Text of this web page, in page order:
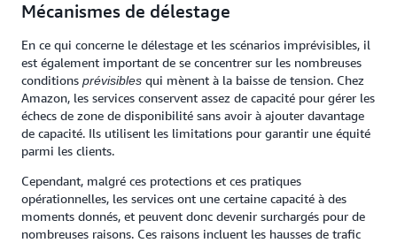
Mécanismes de délestage
En ce qui concerne le délestage et les scénarios imprévisibles, il
est également important de se concentrer sur les nombreuses
conditions prévisibles qui mènent à la baisse de tension. Chez
Amazon, les services conservent assez de capacité pour gérer les
échecs de zone de disponibilité sans avoir à ajouter davantage
de capacité. Ils utilisent les limitations pour garantir une équité
parmi les clients.
Cependant, malgré ces protections et ces pratiques
opérationnelles, les services ont une certaine capacité à des
moments donnés, et peuvent donc devenir surchargés pour de
nombreuses raisons. Ces raisons incluent les hausses de trafic